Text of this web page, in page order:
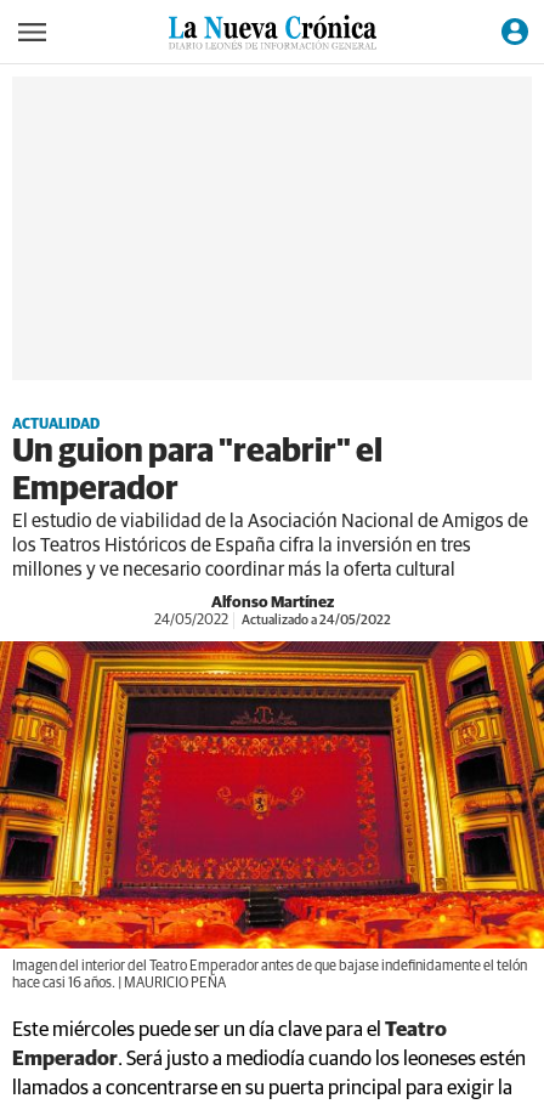
ACTUALIDAD
Un guion para "reabrir" el
Emperador
El estudio de viabilidad de la Asociación Nacional de Amigos de
los Teatros Históricos de España cifra la inversión en tres
millones y ve necesario coordinar más la oferta cultural
Alfonso Martínez
24/05/2022 Actualizado a 24/05/2022
Imagen del interior del Teatro Emperador antes de que bajase indefinidamente el telón
hace casi 16 años. | MAURICIO PEÑA
Este miércoles puede ser un día clave para el Teatro
Emperador. Será justo a mediodía cuando los leoneses estén
llamados a concentrarse en su puerta principal para exigir la